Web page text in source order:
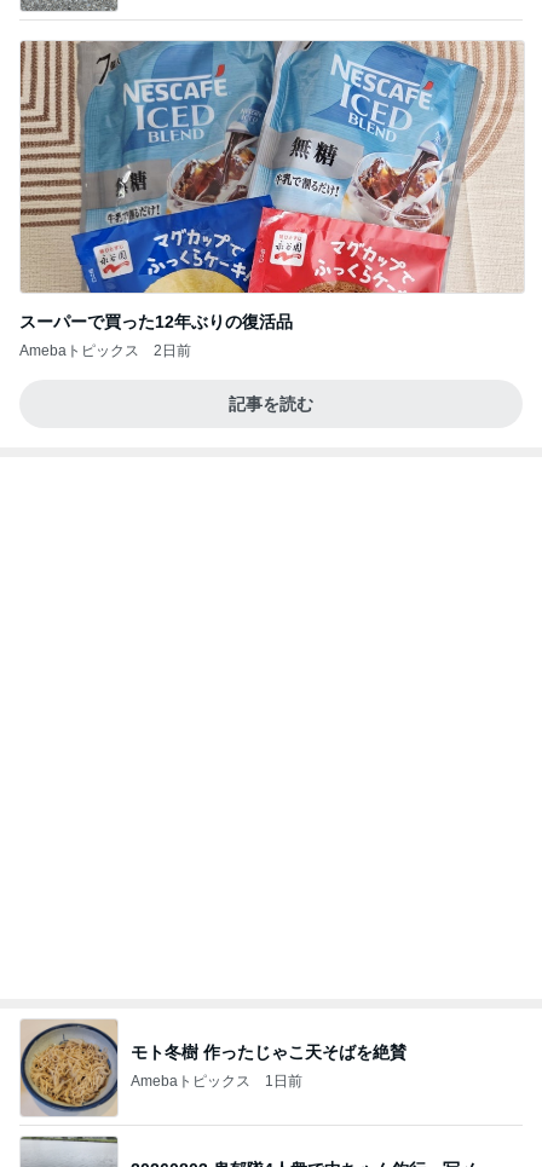
スーパーで買った12年ぶりの復活品
Amebaトピックス 2日前
記事を読む
モト冬樹 作ったじゃこ天そばを絶賛
Amebaトピックス 1日前